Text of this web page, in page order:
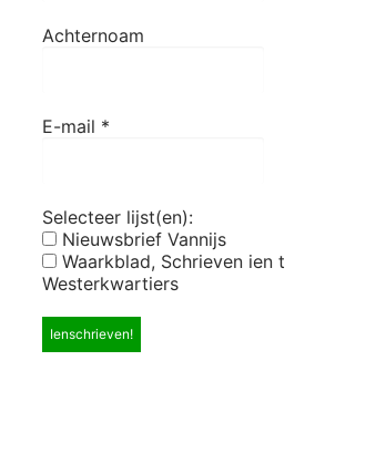
Achternoam
E-mail *
Selecteer lijst(en):
Nieuwsbrief Vannijs
Waarkblad, Schrieven ien t
Westerkwartiers